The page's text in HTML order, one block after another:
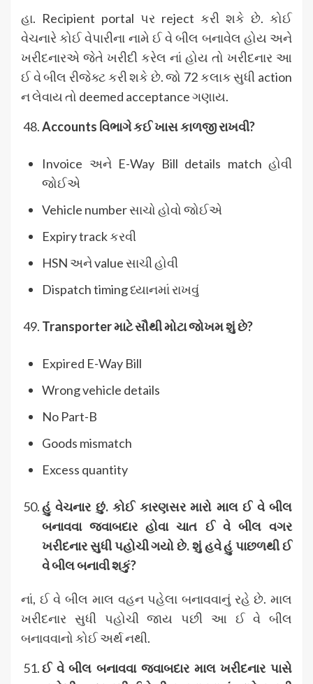
હા. Recipient portal પર reject કરી શકે છે. કોઈ
વેચનારે કોઈ વેપારીના નામે ઈ વે બીલ બનાવેલ હોય અને
ખરીદનારએ જેતે ખરીદી કરેલ નાં હોય તો ખરીદનાર આ
ઈ વે બીલ રીજેક્ટ કરી શકે છે. જો 72 કલાક સુધી action
ન લેવાય તો deemed acceptance ગણાય.
Accounts વિભાગે કઈ ખાસ કાળજી રાખવી?
Invoice અને E-Way Bill details match હોવી
જોઈએ
Vehicle number સાચો હોવો જોઈએ
Expiry track કરવી
HSN અને value સાચી હોવી
Dispatch timing ધ્યાનમાં રાખવું
Transporterમાટે સૌથી મોટા જોખમ શું છે?
Expired E-Way Bill
Wrong vehicle details
No Part-B
Goods mismatch
Excess quantity
હું વેચનાર છું.કોઈ કારણસર મારો માલ ઈ વે બીલ
બનાવવા જવાબદાર હોવા ચાત ઈ વે બીલ વગર
ખરીદનાર સુધી પહોચી ગયો છે.શું હવે હું પાછળથી ઈ
વે બીલ બનાવી શકું?
નાં, ઈ વે બીલ માલ વહન પહેલા બનાવવાનું રહે છે. માલ
ખરીદનાર સુધી પહોચી જાય પછી આ ઈ વે બીલ
બનાવવાનો કોઈ અર્થ નથી.
ઈ વે બીલ બનાવવા જવાબદાર માલ ખરીદનાર પાસે